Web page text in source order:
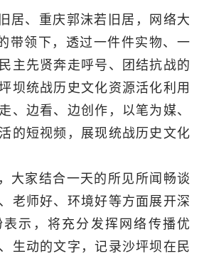
居、重庆郭沫若旧居，网络大
带领下，透过一件件实物、一
主先贤奔走呼号、团结抗战的
坝统战历史文化资源活化利用
、边看、边创作，以笔为媒、
的短视频，展现统战历史文化
大家结合一天的所见所闻畅谈
老师好、环境好等方面展开深
示，将充分发挥网络传播优
生动的文字，记录沙坪坝在民